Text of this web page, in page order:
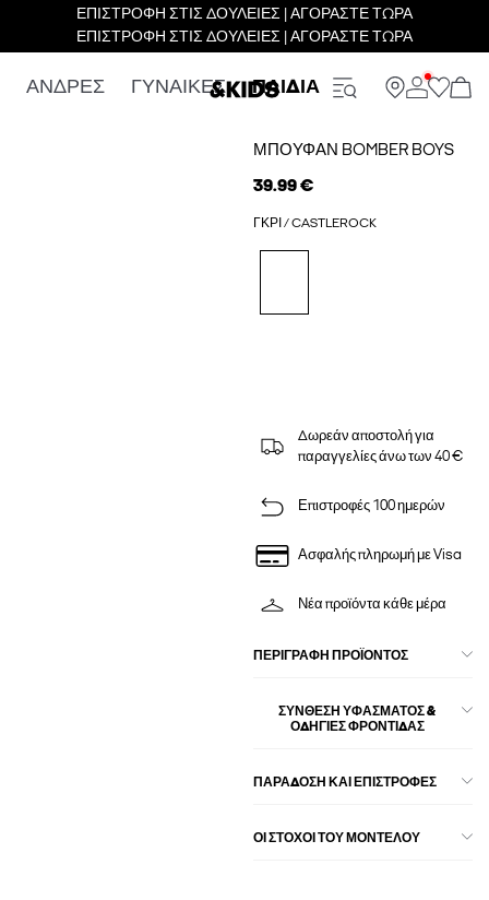
ΕΠΙΣΤΡΟΦΗ ΣΤΙΣ ΔΟΥΛΕΙΕΣ | ΑΓΟΡΑΣΤΕ ΤΩΡΑ
ΕΠΙΣΤΡΟΦΗ ΣΤΙΣ ΔΟΥΛΕΙΕΣ | ΑΓΟΡΑΣΤΕ ΤΩΡΑ
ΑΝΔΡΕΣ ΓΥΝΑΙΚΕΣ ΠΑΙΔΙΑ
ΜΠΟΥΦΆΝ BOMBER BOYS
39.99 €
ΓΚΡΙ / CASTLEROCK
Δωρεάν αποστολή για
παραγγελίες άνω των 40 €
Επιστροφές 100 ημερών
Ασφαλής πληρωμή με Visa
Νέα προϊόντα κάθε μέρα
ΠΕΡΙΓΡΑΦΉ ΠΡΟΪΌΝΤΟΣ
ΣΎΝΘΕΣΗ ΥΦΆΣΜΑΤΟΣ &
ΟΔΗΓΊΕΣ ΦΡΟΝΤΊΔΑΣ
ΠΑΡΑΔΟΣΗ ΚΑΙ ΕΠΙΣΤΡΟΦΕΣ
ΟΙ ΣΤΌΧΟΙ ΤΟΥ ΜΟΝΤΈΛΟΥ